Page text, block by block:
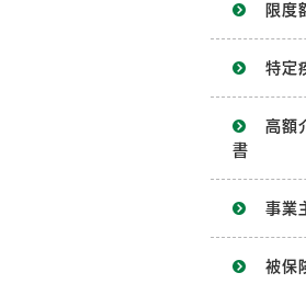
限度
特定
高額
書
事業
被保